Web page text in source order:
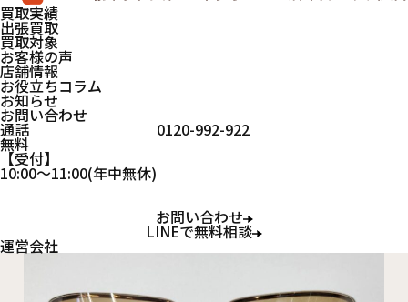
買取実績
出張買取
買取対象
お客様の声
店舗情報
お役立ちコラム
お知らせ
お問い合わせ
通話
無料
0120-992-922
受付
10:00～11:00(年中無休)
お問い合わせ
LINEで無料相談
運営会社
ブランド
品
グッチ サングラスの買取実
績